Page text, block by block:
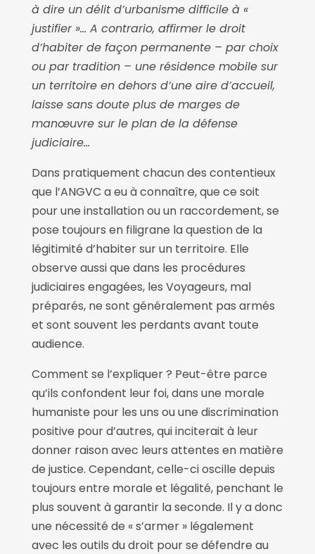
à dire un délit d’urbanisme difficile à «
justifier »… A contrario, affirmer le droit
d’habiter de façon permanente – par choix
ou par tradition – une résidence mobile sur
un territoire en dehors d’une aire d’accueil,
laisse sans doute plus de marges de
manœuvre sur le plan de la défense
judiciaire…
Dans pratiquement chacun des contentieux
que l’ANGVC a eu à connaître, que ce soit
pour une installation ou un raccordement, se
pose toujours en filigrane la question de la
légitimité d’habiter sur un territoire. Elle
observe aussi que dans les procédures
judiciaires engagées, les Voyageurs, mal
préparés, ne sont généralement pas armés
et sont souvent les perdants avant toute
audience.
Comment se l’expliquer ? Peut-être parce
qu’ils confondent leur foi, dans une morale
humaniste pour les uns ou une discrimination
positive pour d’autres, qui inciterait à leur
donner raison avec leurs attentes en matière
de justice. Cependant, celle-ci oscille depuis
toujours entre morale et légalité, penchant le
plus souvent à garantir la seconde. Il y a donc
une nécessité de « s’armer » légalement
avec les outils du droit pour se défendre au